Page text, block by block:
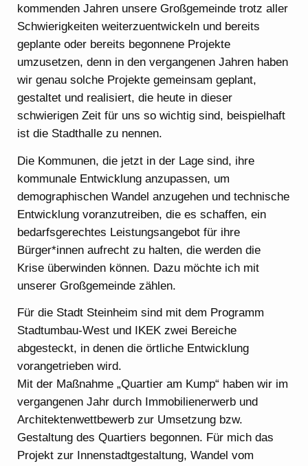
kommenden Jahren unsere Großgemeinde trotz aller
Schwierigkeiten weiterzuentwickeln und bereits
geplante oder bereits begonnene Projekte
umzusetzen, denn in den vergangenen Jahren haben
wir genau solche Projekte gemeinsam geplant,
gestaltet und realisiert, die heute in dieser
schwierigen Zeit für uns so wichtig sind, beispielhaft
ist die Stadthalle zu nennen.
Die Kommunen, die jetzt in der Lage sind, ihre
kommunale Entwicklung anzupassen, um
demographischen Wandel anzugehen und technische
Entwicklung voranzutreiben, die es schaffen, ein
bedarfsgerechtes Leistungsangebot für ihre
Bürger*innen aufrecht zu halten, die werden die
Krise überwinden können. Dazu möchte ich mit
unserer Großgemeinde zählen.
Für die Stadt Steinheim sind mit dem Programm
Stadtumbau-West und IKEK zwei Bereiche
abgesteckt, in denen die örtliche Entwicklung
vorangetrieben wird.
Mit der Maßnahme „Quartier am Kump“ haben wir im
vergangenen Jahr durch Immobilienerwerb und
Architektenwettbewerb zur Umsetzung bzw.
Gestaltung des Quartiers begonnen. Für mich das
Projekt zur Innenstadtgestaltung, Wandel vom